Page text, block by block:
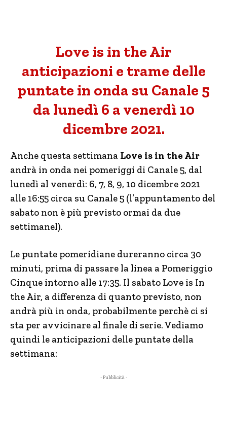
Love is in the Air
anticipazioni e trame delle
puntate in onda su Canale 5
da lunedì 6 a venerdì 10
dicembre 2021.
Anche questa settimana Love is in the Air
andrà in onda nei pomeriggi di Canale 5, dal
lunedì al venerdì: 6, 7, 8, 9, 10 dicembre 2021
alle 16:55 circa su Canale 5 (l’appuntamento del
sabato non è più previsto ormai da due
settimanel).
Le puntate pomeridiane dureranno circa 30
minuti, prima di passare la linea a Pomeriggio
Cinque intorno alle 17:35. Il sabato Love is In
the Air, a differenza di quanto previsto, non
andrà più in onda, probabilmente perchè ci si
sta per avvicinare al finale di serie. Vediamo
quindi le anticipazioni delle puntate della
settimana:
- Pubblicità -